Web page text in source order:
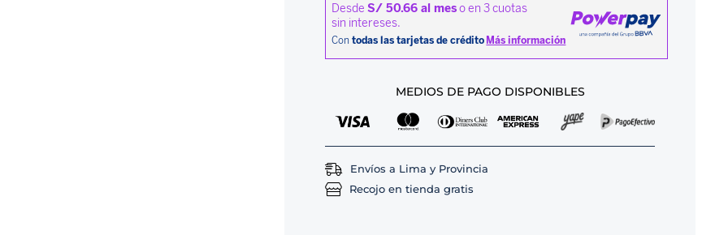
MEDIOS DE PAGO DISPONIBLES
Envíos a Lima y Provincia
Recojo en tienda gratis